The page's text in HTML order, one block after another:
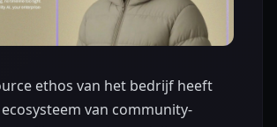
ethos van het bedrijf heeft
van community-